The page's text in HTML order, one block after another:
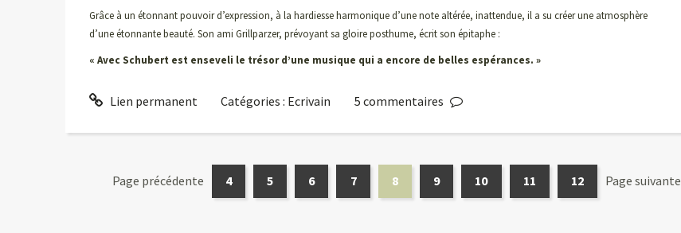
Grâce à un étonnant pouvoir d’expression, à la hardiesse harmonique d’une note altérée, inattendue, il a su créer une atmosphère
d’une étonnante beauté. Son ami Grillparzer, prévoyant sa gloire posthume, écrit son épitaphe :
« Avec Schubert est enseveli le trésor d’une musique qui a encore de belles espérances. »
Lien permanent Catégories : Ecrivain 5 commentaires
Page précédente 4 5 6 7 8 9 10 11 12 Page suivante